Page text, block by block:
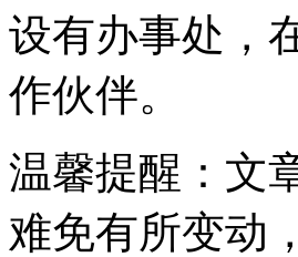
设有办事处，
作伙伴。
温馨提醒 ：文
难免有所变动